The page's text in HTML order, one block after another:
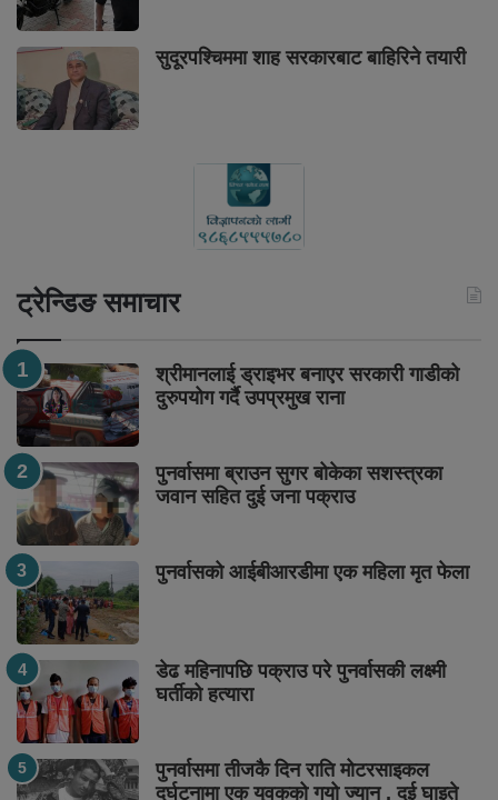
सुदूरपश्चिममा शाह सरकारबाट बाहिरिने तयारी
ट्रेन्डिङ समाचार
श्रीमानलाई ड्राइभर बनाएर सरकारी गाडीको
दुरुपयोग गर्दै उपप्रमुख राना
पुनर्वासमा ब्राउन सुगर बोकेका सशस्त्रका
जवान सहित दुई जना पक्राउ
पुनर्वासको आईबीआरडीमा एक महिला मृत फेला
डेढ महिनापछि पक्राउ परे पुनर्वासकी लक्ष्मी
घर्तीको हत्यारा
पुनर्वासमा तीजकै दिन राति मोटरसाइकल
दुर्घटनामा एक युवकको गयो ज्यान , दुई घाइते